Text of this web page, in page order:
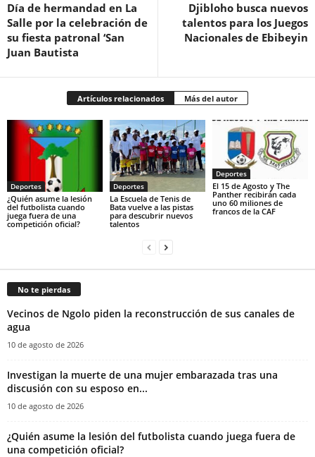
‎Día de hermandad en La
Salle por la celebración de
su fiesta patronal ‘San
Juan Bautista
Djibloho busca nuevos
talentos para los Juegos
Nacionales de Ebibeyin
Artículos relacionados Más del autor
Deportes
¿Quién asume la lesión
del futbolista cuando
juega fuera de una
competición oficial?
Deportes
La Escuela de Tenis de
Bata vuelve a las pistas
para descubrir nuevos
talentos
Deportes
El 15 de Agosto y The
Panther recibirán cada
uno 60 miliones de
francos de la CAF
No te pierdas
Vecinos de Ngolo piden la reconstrucción de sus canales de
agua
10 de agosto de 2026
Investigan la muerte de una mujer embarazada tras una
discusión con su esposo en...
10 de agosto de 2026
¿Quién asume la lesión del futbolista cuando juega fuera de
una competición oficial?